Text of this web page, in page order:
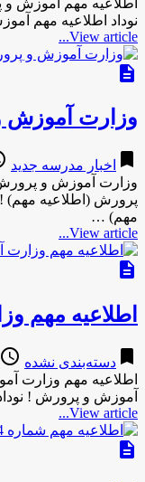
نوداد اطلاعیه مهم
View article...
description
وزارت آموزش
bookmark اخبار مدرسه جدید
وزارت آموزش و
پرورش (اطلاعیه مهم)
مهم) …
View article...
description
اطلاعیه مهم
bookmark دسته‌بندی نشده access_time
اطلاعیه مهم وزارت
آموزش و پرورش !
View article...
description